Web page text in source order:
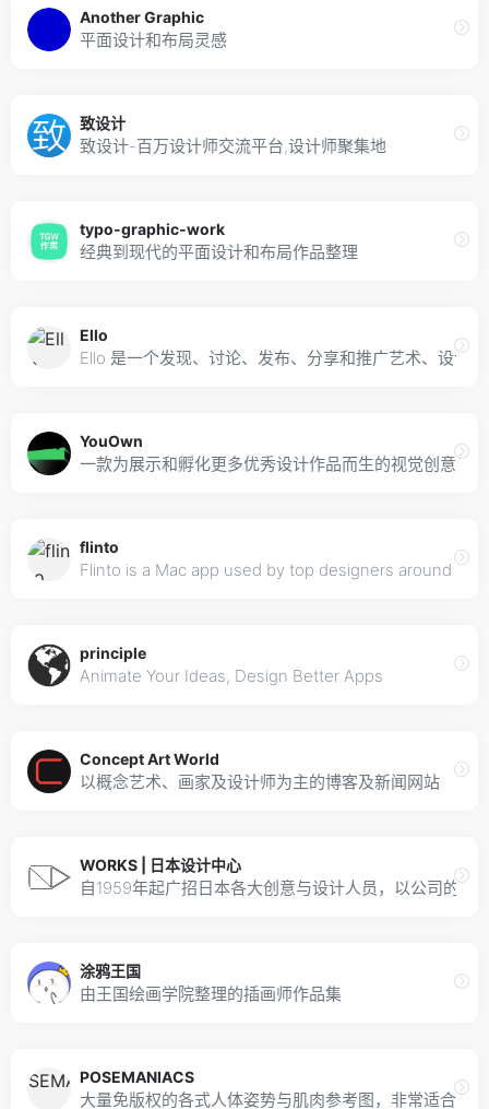
Another Graphic
平面设计和布局灵感
致设计
致设计-百万设计师交流平台,设计师聚集地
typo-graphic-work
经典到现代的平面设计和布局作品整理
Ello
Ello 是一个发现、讨论、发布、分享和推广艺术、设计
YouOwn
一款为展示和孵化更多优秀设计作品而生的视觉创意平台
flinto
Flinto is a Mac app used by top designers around
principle
Animate Your Ideas, Design Better Apps
Concept Art World
以概念艺术、画家及设计师为主的博客及新闻网站
WORKS | 日本设计中心
自1959年起广招日本各大创意与设计人员，以公司的
涂鸦王国
由王国绘画学院整理的插画师作品集
POSEMANIACS
大量免版权的各式人体姿势与肌肉参考图，非常适合作